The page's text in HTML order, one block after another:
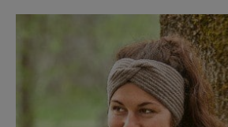
Bildergalerie überspringen